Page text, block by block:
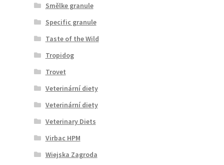
Smělke granule
Specific granule
Taste of the Wild
Tropidog
Trovet
Veterinární diety
Veterinární diety
Veterinary Diets
Virbac HPM
Wiejska Zagroda